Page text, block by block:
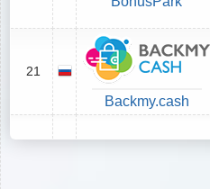
21
Backmy.cash